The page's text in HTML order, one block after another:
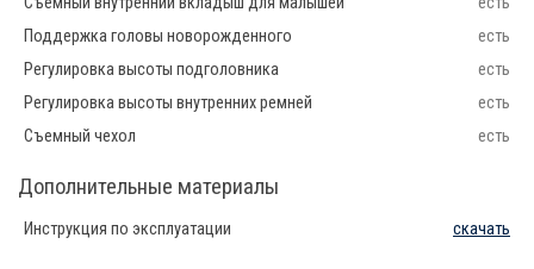
Поддержка головы новорожденного
есть
Регулировка высоты подголовника
есть
Регулировка высоты внутренних ремней
есть
Съемный чехол
есть
Дополнительные материалы
Инструкция по эксплуатации скачать